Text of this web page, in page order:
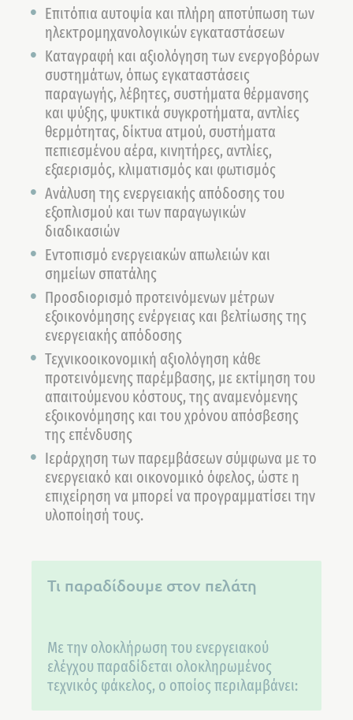
Επιτόπια αυτοψία και πλήρη αποτύπωση των
ηλεκτρομηχανολογικών εγκαταστάσεων
Καταγραφή και αξιολόγηση των ενεργοβόρων
συστημάτων, όπως εγκαταστάσεις
παραγωγής, λέβητες, συστήματα θέρμανσης
και ψύξης, ψυκτικά συγκροτήματα, αντλίες
θερμότητας, δίκτυα ατμού, συστήματα
πεπιεσμένου αέρα, κινητήρες, αντλίες,
εξαερισμός, κλιματισμός και φωτισμός
Ανάλυση της ενεργειακής απόδοσης του
εξοπλισμού και των παραγωγικών
διαδικασιών
Εντοπισμό ενεργειακών απωλειών και
σημείων σπατάλης
Προσδιορισμό προτεινόμενων μέτρων
εξοικονόμησης ενέργειας και βελτίωσης της
ενεργειακής απόδοσης
Τεχνικοοικονομική αξιολόγηση κάθε
προτεινόμενης παρέμβασης, με εκτίμηση του
απαιτούμενου κόστους, της αναμενόμενης
εξοικονόμησης και του χρόνου απόσβεσης
της επένδυσης
Ιεράρχηση των παρεμβάσεων σύμφωνα με το
ενεργειακό και οικονομικό όφελος, ώστε η
επιχείρηση να μπορεί να προγραμματίσει την
υλοποίησή τους.
Τι παραδίδουμε στον πελάτη
Με την ολοκλήρωση του ενεργειακού
ελέγχου παραδίδεται ολοκληρωμένος
τεχνικός φάκελος, ο οποίος περιλαμβάνει: